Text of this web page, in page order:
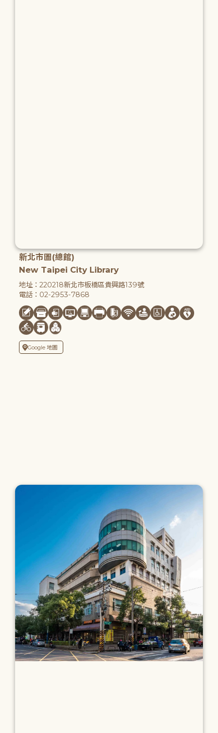
新北市圖(總館)
New Taipei City Library
地址：220218新北市板橋區貴興路139號
電話：02-2953-7868
Google 地圖